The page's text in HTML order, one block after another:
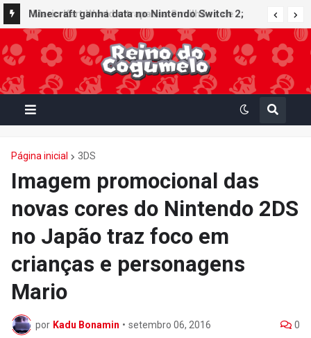
Minecraft ganha data no Nintendo Switch 2;
Super Mario Mash-Up receberá atualização
gráfica exclusiva
Página inicial 3DS
Imagem promocional das
novas cores do Nintendo 2DS
no Japão traz foco em
crianças e personagens
Mario
por Kadu Bonamin • setembro 06, 2016 0